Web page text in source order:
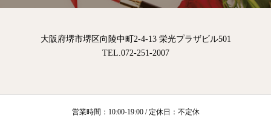
大阪府堺市堺区向陵中町2-4-13 栄光プラザビル501
TEL.072-251-2007
営業時間：10:00-19:00 / 定休日：不定休